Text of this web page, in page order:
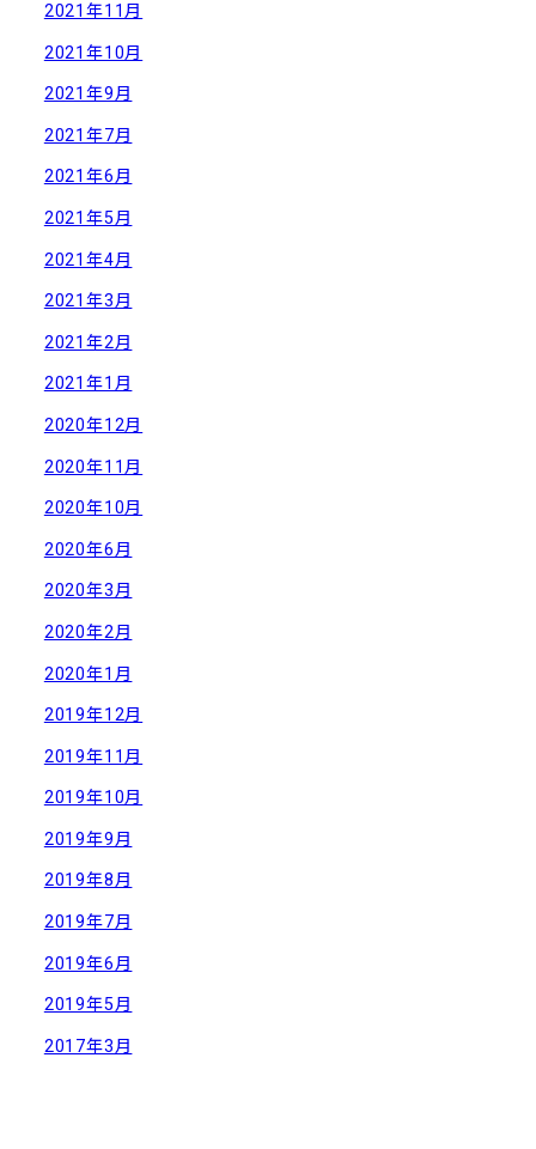
2021年11月
2021年10月
2021年9月
2021年7月
2021年6月
2021年5月
2021年4月
2021年3月
2021年2月
2021年1月
2020年12月
2020年11月
2020年10月
2020年6月
2020年3月
2020年2月
2020年1月
2019年12月
2019年11月
2019年10月
2019年9月
2019年8月
2019年7月
2019年6月
2019年5月
2017年3月